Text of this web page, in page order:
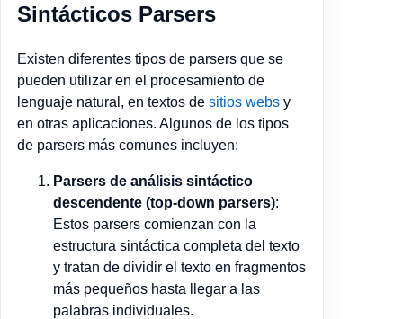
Sintácticos Parsers
Existen diferentes tipos de parsers que se
pueden utilizar en el procesamiento de
lenguaje natural, en textos de sitios webs y
en otras aplicaciones. Algunos de los tipos
de parsers más comunes incluyen:
Parsers de análisis sintáctico
descendente (top-down parsers):
Estos parsers comienzan con la
estructura sintáctica completa del texto
y tratan de dividir el texto en fragmentos
más pequeños hasta llegar a las
palabras individuales.